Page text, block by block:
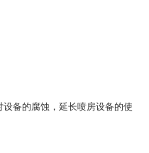
备的腐蚀，延长喷房设备的使